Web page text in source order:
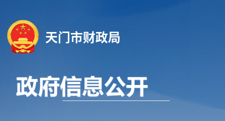
天门市财政局